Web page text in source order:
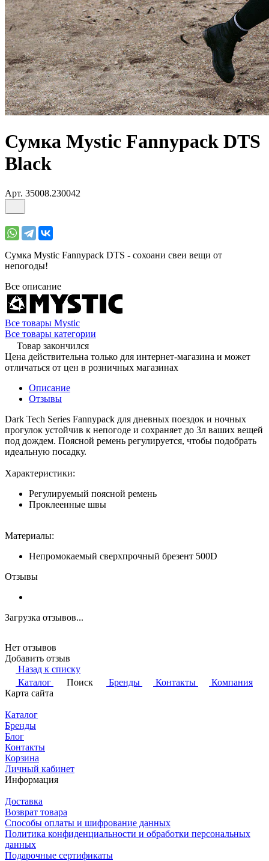
Сумка Mystic Fannypack DTS
Black
Арт. 35008.230042
Сумка Mystic Fannypack DTS - сохоани свеи вещи от
непогоды!
Все описание
Все товары Mystic
Все товары категории
Товар закончился
Цена действительна только для интернет-магазина и может
отличаться от цен в розничных магазинах
Описание
Отзывы
Dark Tech Series Fannypack для дневных поездок и ночных
прогулок устойчив к непогоде и сохраняет до 3л ваших вещей
под дождем. Поясной ремень регулируется, чтобы подобрать
идеальную посадку.
Характеристики:
Регулируемый поясной ремень
Проклеенные швы
Материалы:
Непромокаемый сверхпрочный брезент 500D
Отзывы
Загрузка отзывов...
Нет отзывов
Добавить отзыв
Назад к списку
Каталог
Поиск Бренды Контакты
Компания
Карта сайта
Каталог
Бренды
Блог
Контакты
Корзина
Личный кабинет
Информация
Доставка
Возврат товара
Способы оплаты и шифрование данных
Политика конфиденциальности и обработки персональных
данных
Подарочные сертификаты